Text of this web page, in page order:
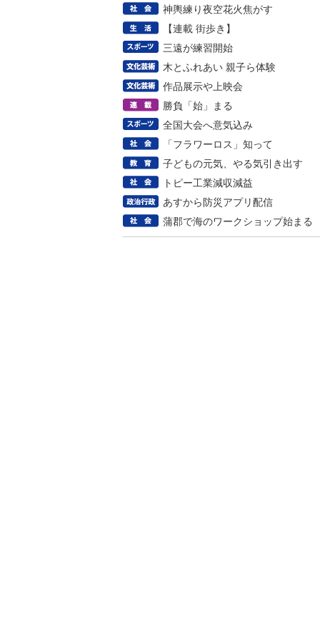
神輿練り夜空花火焦がす
【連載 街歩き】
三遠が練習開始
木とふれあい 親子ら体験
作品展示や上映会
勝負「始」まる
全国大会へ意気込み
「フラワーロス」知って
子どもの元気、やる気引き出す
トピー工業減収減益
あすから防災アプリ配信
蒲郡で海のワークショップ始まる